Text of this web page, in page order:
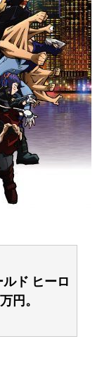
ド ヒーロ
円。